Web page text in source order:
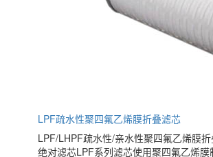
LPF疏水性聚四氟乙烯膜折叠滤芯
LPF/LHPF疏水性/亲水性聚四氟乙烯膜
绝对滤芯LPF系列滤芯使用聚四氟乙烯